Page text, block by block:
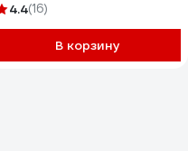
4.4(16)
В корзину